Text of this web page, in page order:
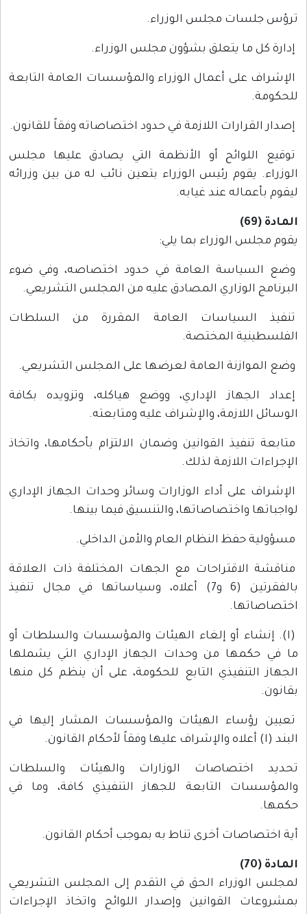
ترؤس جلسات مجلس الوزراء.
إدارة كل ما يتعلق بشؤون مجلس الوزراء.
الإشراف على أعمال الوزراء والمؤسسات العامة التابعة
للحكومة.
إصدار القرارات اللازمة في حدود اختصاصاته وفقاً للقانون.
توقيع اللوائح أو الأنظمة التي يصادق عليها مجلس
الوزراء. يقوم رئيس الوزراء بتعين نائب له من بين وزرائه
ليقوم بأعماله عند غيابه.
المادة (69)
يقوم مجلس الوزراء بما يلي:
وضع السياسة العامة في حدود اختصاصه، وفي ضوء
البرنامج الوزاري المصادق عليه من المجلس التشريعي.
تنفيذ السياسات العامة المقررة من السلطات
الفلسطينية المختصة.
وضع الموازنة العامة لعرضها على المجلس التشريعي.
إعداد الجهاز الإداري، ووضع هياكله، وتزويده بكافة
الوسائل اللازمة، والإشراف عليه ومتابعته.
متابعة تنفيذ القوانين وضمان الالتزام بأحكامها، واتخاذ
الإجراءات اللازمة لذلك.
الإشراف على أداء الوزارات وسائر وحدات الجهاز الإداري
لواجباتها واختصاصاتها، والتنسيق فيما بينها.
مسؤولية حفظ النظام العام والأمن الداخلي.
مناقشة الاقتراحات مع الجهات المختلفة ذات العلاقة
بالفقرتين (6 و7) أعلاه، وسياساتها في مجال تنفيذ
اختصاصاتها.
(ا). إنشاء أو إلغاء الهيئات والمؤسسات والسلطات أو
ما في حكمها من وحدات الجهاز الإداري التي يشملها
الجهاز التنفيذي التابع للحكومة، على أن ينظم كل منها
بقانون.
تعيين رؤساء الهيئات والمؤسسات المشار إليها في
البند (ا) أعلاه والإشراف عليها وفقاً لأحكام القانون.
تحديد اختصاصات الوزارات والهيئات والسلطات
والمؤسسات التابعة للجهاز التنفيذي كافة، وما في
حكمها.
أية اختصاصات أخرى تناط به بموجب أحكام القانون.
المادة (70)
لمجلس الوزراء الحق في التقدم إلى المجلس التشريعي
بمشروعات القوانين وإصدار اللوائح واتخاذ الإجراءات